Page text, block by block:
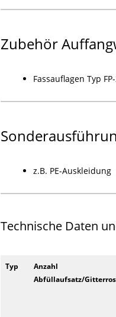
Zubehör
Fassauflagen Typ
z.B. PE-Auskleidung
Technische Daten
Typ
Anzahl
Abfüllaufsatz/